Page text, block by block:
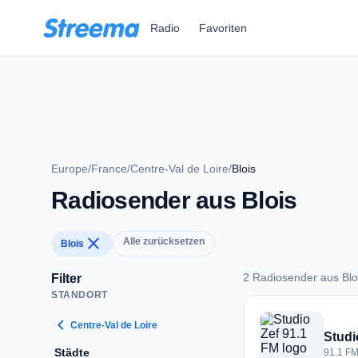
Radio Favoriten
Europe/France/Centre-Val de Loire/Blois
Radiosender aus Blois
Blois close Alle zurücksetzen
Filter
STANDORT
chevron_left Centre-Val de Loire
Städte
2 Radiosender aus
2 Radiosender aus
91.1